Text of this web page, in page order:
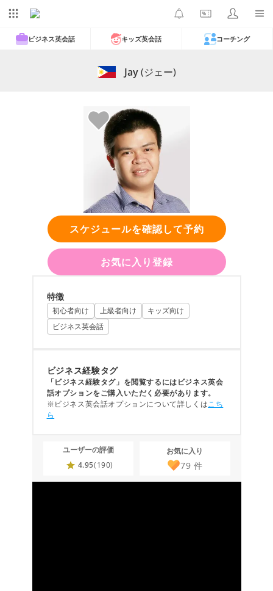
ビジネス英会話 キッズ英会話 コーチング
Jay(ジェー)
スケジュールを確認して予約
お気に入り登録
特徴
初心者向け 上級者向け
キッズ向け
ビジネス英会話
ビジネス経験タグ
「ビジネス経験タグ」を閲覧するにはビジネス英会
話オプションをご購入いただく必要があります。
※ビジネス英会話オプションについて詳しくはこち
ら
ユーザーの評価
4.95(190)
お気に入り
79 件